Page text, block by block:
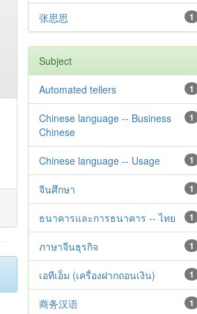
1
张思思
Subject
1
Automated tellers
1
Chinese language -- Business
Chinese
1
Chinese language -- Usage
1
จีนศึกษา
1
ธนาคารและการธนาคาร -- ไทย
1
ภาษาจีนธุรกิจ
1
เอทีเอ็ม (เครื่องฝากถอนเงิน)
1
商务汉语